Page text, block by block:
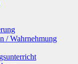
/ Wahrnehmung